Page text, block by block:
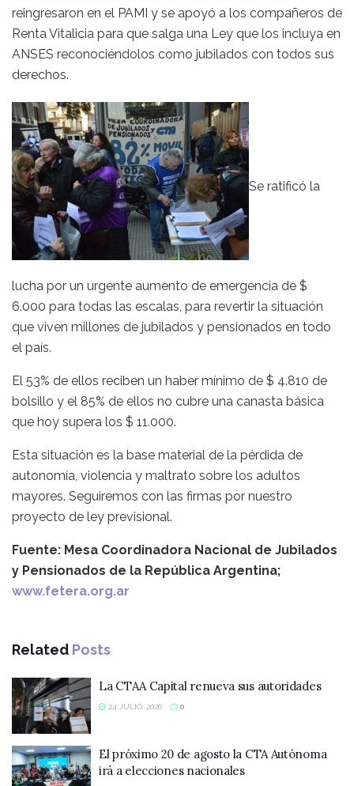
reingresaron en el PAMI y se apoyó a los compañeros de
Renta Vitalicia para que salga una Ley que los incluya en
ANSES reconociéndolos como jubilados con todos sus
derechos.
Se ratificó la
lucha por un urgente aumento de emergencia de $
6.000 para todas las escalas, para revertir la situación
que viven millones de jubilados y pensionados en todo
el país.
El 53% de ellos reciben un haber mínimo de $ 4.810 de
bolsillo y el 85% de ellos no cubre una canasta básica
que hoy supera los $ 11.000.
Esta situación es la base material de la pérdida de
autonomía, violencia y maltrato sobre los adultos
mayores. Seguiremos con las firmas por nuestro
proyecto de ley previsional.
Fuente: Mesa Coordinadora Nacional de Jubilados
y Pensionados de la República Argentina;
www.fetera.org.ar
Related Posts
La CTAA Capital renueva sus autoridades
24 JULIO, 2026 0
El próximo 20 de agosto la CTA Autónoma
irá a elecciones nacionales